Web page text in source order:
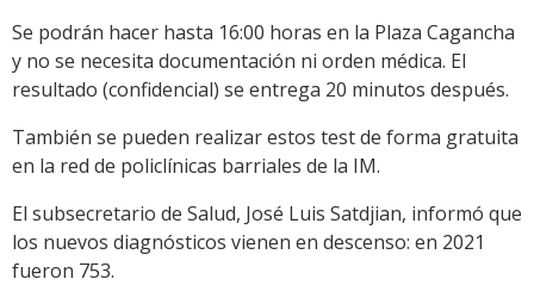
Se podrán hacer hasta 16:00 horas en la Plaza Cagancha
y no se necesita documentación ni orden médica. El
resultado (confidencial) se entrega 20 minutos después.
También se pueden realizar estos test de forma gratuita
en la red de policlínicas barriales de la IM.
El subsecretario de Salud, José Luis Satdjian, informó que
los nuevos diagnósticos vienen en descenso: en 2021
fueron 753.